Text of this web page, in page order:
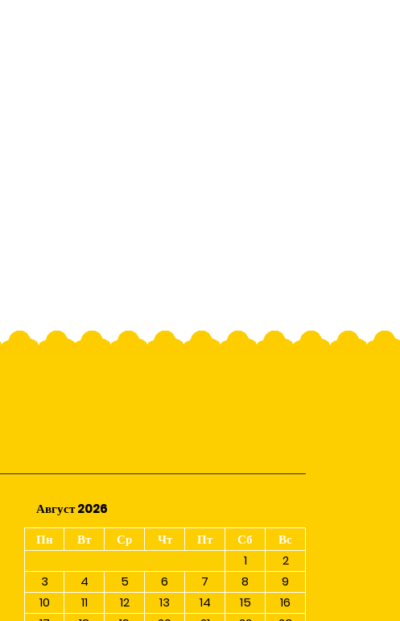
Август 2026
Пн
Вт Ср Чт Пт Сб
Вс
1
2
3
4 5 6 7 8
9
10
11 12 13 14 15
16